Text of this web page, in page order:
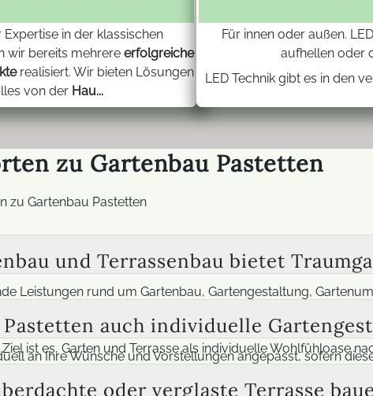
Expertise in der klassischen
wir bereits mehrere erfolgreiche
realisiert. Wir bieten Lösungen
von der Hau...
Für innen oder außen.
aufhellen oder
LED Technik gibt es in den
zu Gartenbau Pastetten
zu Gartenbau Pastetten
und Terrassenbau bietet
Leistungen rund um Gartenbau, Gartengestaltung,
Überdachungen und elektrische Außeninstallationen
ist es, Garten und Terrasse als individuelle Wohlfühloase
auch individuelle
an Ihre Wünsche und Vorstellungen angepasst, sofern
oder verglaste Terrasse